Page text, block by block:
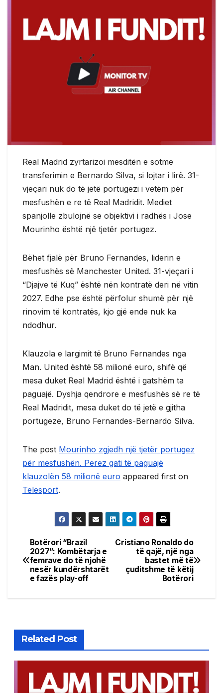
Real Madrid zyrtarizoi mesditën e sotme
transferimin e Bernardo Silva, si lojtar i lirë. 31-
vjeçari nuk do të jetë portugezi i vetëm për
mesfushën e re të Real Madridit. Mediet
spanjolle zbulojnë se objektivi i radhës i Jose
Mourinho është një tjetër portugez.
Bëhet fjalë për Bruno Fernandes, liderin e
mesfushës së Manchester United. 31-vjeçari i
“Djajve të Kuq” është nën kontratë deri në vitin
2027. Edhe pse është përfolur shumë për një
rinovim të kontratës, kjo gjë ende nuk ka
ndodhur.
Klauzola e largimit të Bruno Fernandes nga
Man. United është 58 milionë euro, shifë që
mesa duket Real Madrid është i gatshëm ta
paguajë. Dyshja qendrore e mesfushës së re të
Real Madridit, mesa duket do të jetë e gjitha
portugeze, Bruno Fernandes-Bernardo Silva.
The post Mourinho zgjedh një tjetër portugez
për mesfushën. Perez gati të paguajë
klauzolën 58 milionë euro appeared first on
Telesport.
Post
navigation
Cristiano Ronaldo do
të qajë, një nga
bastet më të
çuditshme të këtij
Botërori
Botërori “Brazil
2027”: Kombëtarja e
femrave do të njohë
nesër kundërshtarët
e fazës play-off
Related Post